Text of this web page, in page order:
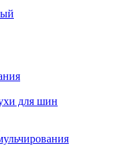
для шин